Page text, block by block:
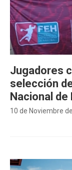
10 de Noviembre
Jugadores
selección
Nacional de